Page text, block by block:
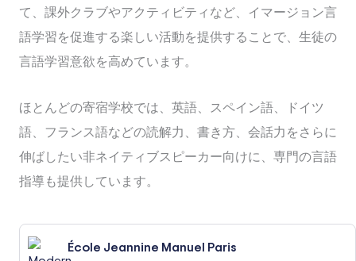
て、課外クラブやアクティビティなど、イマージョン言
語学習を促進する楽しい活動を提供することで、生徒の
言語学習意欲を高めています。
ほとんどの寄宿学校では、英語、スペイン語、ドイツ
語、フランス語などの読解力、書き方、会話力をさらに
伸ばしたい非ネイティブスピーカー向けに、専門の言語
指導も提供しています。
École Jeannine Manuel Paris